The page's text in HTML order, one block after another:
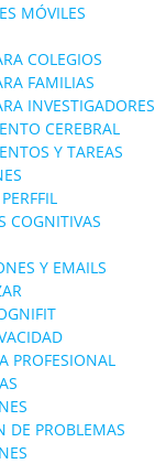
MÓVILES
COLEGIOS
FAMILIAS
INVESTIGADORES
CEREBRAL
Y TAREAS
COGNITIVAS
Y EMAILS
PROFESIONAL
DE PROBLEMAS